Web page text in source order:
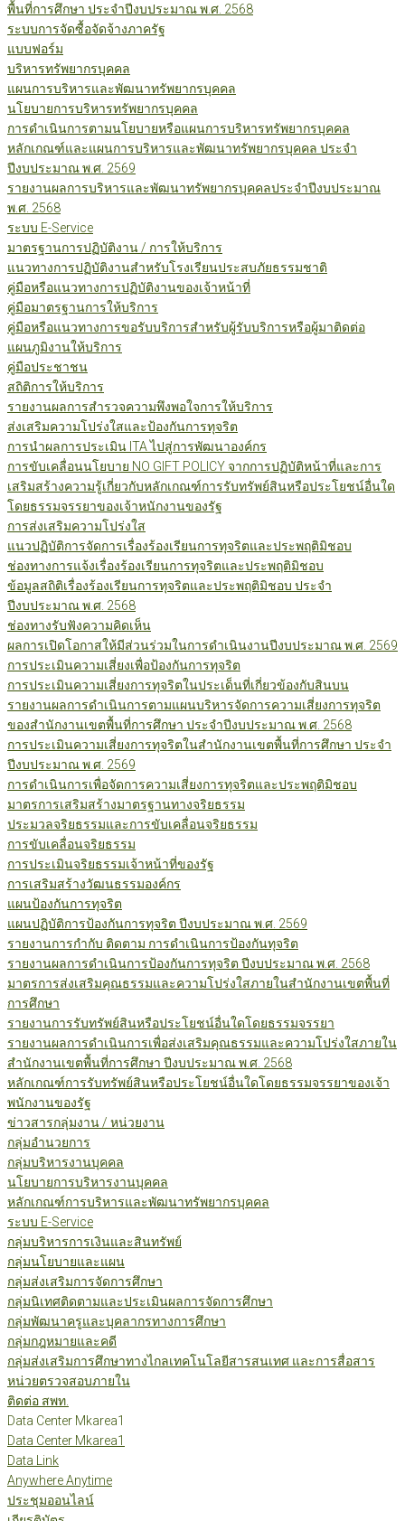
พื้นที่การศึกษา ประจำปีงบประมาณ พ.ศ. 2568
ระบบการจัดซื้อจัดจ้างภาครัฐ
แบบฟอร์ม
บริหารทรัพยากรบุคคล
แผนการบริหารและพัฒนาทรัพยากรบุคคล
นโยบายการบริหารทรัพยากรบุคคล
การดำเนินการตามนโยบายหรือแผนการบริหารทรัพยากรบุคคล
หลักเกณฑ์และแผนการบริหารและพัฒนาทรัพยากรบุคคล ประจำ
ปีงบประมาณ พ.ศ. 2569
รายงานผลการบริหารและพัฒนาทรัพยากรบุคคลประจำปีงบประมาณ
พ.ศ. 2568
ระบบ E-Service
มาตรฐานการปฏิบัติงาน / การให้บริการ
แนวทางการปฏิบัติงานสำหรับโรงเรียนประสบภัยธรรมชาติ
คู่มือหรือแนวทางการปฏิบัติงานของเจ้าหน้าที่
คู่มือมาตรฐานการให้บริการ
คู่มือหรือแนวทางการขอรับบริการสำหรับผู้รับบริการหรือผู้มาติดต่อ
แผนภูมิงานให้บริการ
คู่มือประชาชน
สถิติการให้บริการ
รายงานผลการสำรวจความพึงพอใจการให้บริการ
ส่งเสริมความโปร่งใสและป้องกันการทุจริต
การนำผลการประเมิน ITA ไปสู่การพัฒนาองค์กร
การขับเคลื่อนนโยบาย NO GIFT POLICY จากการปฏิบัติหน้าที่และการ
เสริมสร้างความรู้เกี่ยวกับหลักเกณฑ์การรับทรัพย์สินหรือประโยชน์อื่นใด
โดยธรรมจรรยาของเจ้าหนักงานของรัฐ
การส่งเสริมความโปร่งใส
แนวปฏิบัติการจัดการเรื่องร้องเรียนการทุจริตและประพฤติมิชอบ
ช่องทางการแจ้งเรื่องร้องเรียนการทุจริตและประพฤติมิชอบ
ข้อมูลสถิติเรื่องร้องเรียนการทุจริตและประพฤติมิชอบ ประจำ
ปีงบประมาณ พ.ศ. 2568
ช่องทางรับฟังความคิดเห็น
ผลการเปิดโอกาสให้มีส่วนร่วมในการดำเนินงานปีงบประมาณ พ.ศ. 2569
การประเมินความเสี่ยงเพื่อป้องกันการทุจริต
การประเมินความเสี่ยงการทุจริตในประเด็นที่เกี่ยวข้องกับสินบน
รายงานผลการดำเนินการตามแผนบริหารจัดการความเสี่ยงการทุจริต
ของสำนักงานเขตพื้นที่การศึกษา ประจำปีงบประมาณ พ.ศ. 2568
การประเมินความเสี่ยงการทุจริตในสำนักงานเขตพื้นที่การศึกษา ประจำ
ปีงบประมาณ พ.ศ. 2569
การดำเนินการเพื่อจัดการความเสี่ยงการทุจริตและประพฤติมิชอบ
มาตรการเสริมสร้างมาตรฐานทางจริยธรรม
ประมวลจริยธรรมและการขับเคลื่อนจริยธรรม
การขับเคลื่อนจริยธรรม
การประเมินจริยธรรมเจ้าหน้าที่ของรัฐ
การเสริมสร้างวัฒนธรรมองค์กร
แผนป้องกันการทุจริต
แผนปฏิบัติการป้องกันการทุจริต ปีงบประมาณ พ.ศ. 2569
รายงานการกำกับ ติดตาม การดำเนินการป้องกันทุจริต
รายงานผลการดำเนินการป้องกันการทุจริต ปีงบประมาณ พ.ศ. 2568
มาตรการส่งเสริมคุณธรรมและความโปร่งใสภายในสำนักงานเขตพื้นที่
การศึกษา
รายงานการรับทรัพย์สินหรือประโยชน์อื่นใดโดยธรรมจรรยา
รายงานผลการดำเนินการเพื่อส่งเสริมคุณธรรมและความโปร่งใสภายใน
สำนักงานเขตพื้นที่การศึกษา ปีงบประมาณ พ.ศ. 2568
หลักเกณฑ์การรับทรัพย์สินหรือประโยชน์อื่นใดโดยธรรมจรรยาของเจ้า
พนักงานของรัฐ
ข่าวสารกลุ่มงาน / หน่วยงาน
กลุ่มอำนวยการ
กลุ่มบริหารงานบุคคล
นโยบายการบริหารงานบุคคล
หลักเกณฑ์การบริหารและพัฒนาทรัพยากรบุคคล
ระบบ E-Service
กลุ่มบริหารการเงินและสินทรัพย์
กลุ่มนโยบายและแผน
กลุ่มส่งเสริมการจัดการศึกษา
กลุ่มนิเทศติดตามและประเมินผลการจัดการศึกษา
กลุ่มพัฒนาครูและบุคลากรทางการศึกษา
กลุ่มกฎหมายและคดี
กลุ่มส่งเสริมการศึกษาทางไกลเทคโนโลยีสารสนเทศ และการสื่อสาร
หน่วยตรวจสอบภายใน
ติดต่อ สพท.
Data Center Mkarea1
Data Center Mkarea1
Data Link
Anywhere Anytime
ประชุมออนไลน์